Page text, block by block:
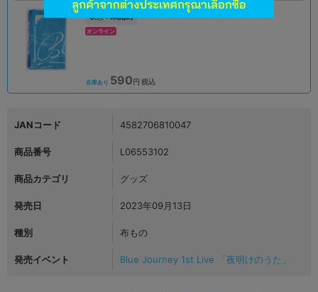
状態 :未開封
オンライン
在庫あり 590円 税込
JANコード 4582706810047
商品番号 L06553102
商品カテゴリ グッズ
発売日 2023年09月13日
種別 布もの
発売イベント Blue Journey 1st Live 「夜明けのうた」